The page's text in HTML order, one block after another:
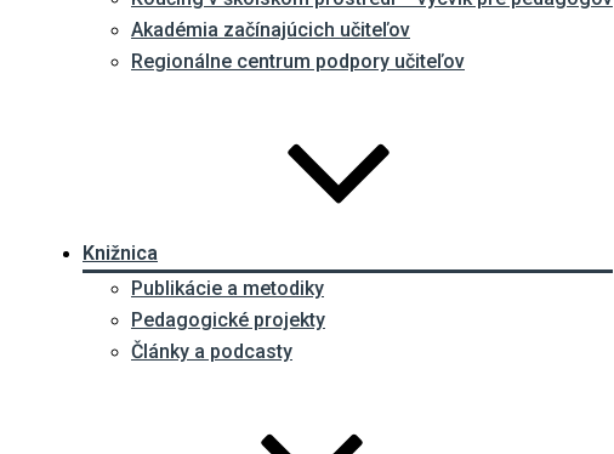
Akadémia začínajúcich učiteľov
Regionálne centrum podpory učiteľov
Knižnica
Publikácie a metodiky
Pedagogické projekty
Články a podcasty